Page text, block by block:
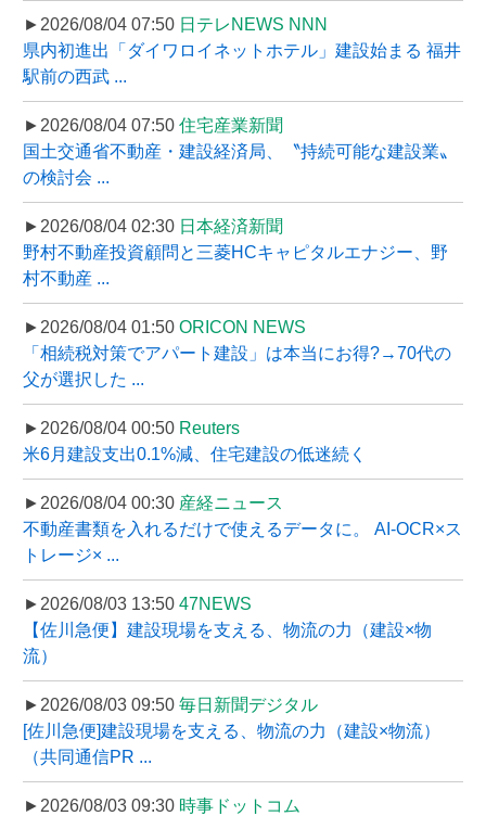
►2026/08/04 07:50 日テレNEWS NNN
県内初進出「ダイワロイネットホテル」建設始まる 福井
駅前の西武 ...
►2026/08/04 07:50 住宅産業新聞
国土交通省不動産・建設経済局、〝持続可能な建設業〟
の検討会 ...
►2026/08/04 02:30 日本経済新聞
野村不動産投資顧問と三菱HCキャピタルエナジー、野
村不動産 ...
►2026/08/04 01:50 ORICON NEWS
「相続税対策でアパート建設」は本当にお得?→70代の
父が選択した ...
►2026/08/04 00:50 Reuters
米6月建設支出0.1%減、住宅建設の低迷続く
►2026/08/04 00:30 産経ニュース
不動産書類を入れるだけで使えるデータに。 AI-OCR×ス
トレージ× ...
►2026/08/03 13:50 47NEWS
【佐川急便】建設現場を支える、物流の力（建設×物
流）
►2026/08/03 09:50 毎日新聞デジタル
[佐川急便]建設現場を支える、物流の力（建設×物流）
（共同通信PR ...
►2026/08/03 09:30 時事ドットコム